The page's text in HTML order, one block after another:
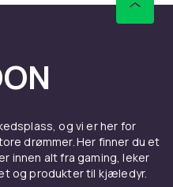
– her er dufter for
at stilen
merke til
å tigge om
er klare, men
kontoret, til
og vi er her for
drømmer. Her finner du et
innen alt fra gaming, leker
og produkter til kjæledyr.